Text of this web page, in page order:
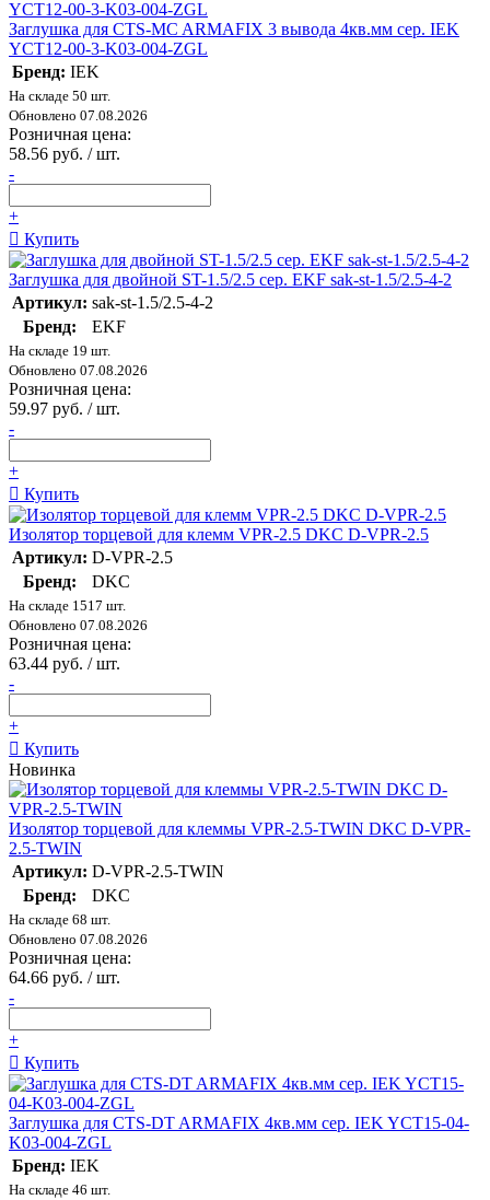
Заглушка для CTS-MC ARMAFIX 3 вывода 4кв.мм сер. IEK
YCT12-00-3-K03-004-ZGL
Бренд: IEK
На складе 50 шт.
Обновлено 07.08.2026
Розничная цена:
58.56 руб. / шт.
-
+
Купить
Заглушка для двойной ST-1.5/2.5 сер. EKF sak-st-1.5/2.5-4-2
Артикул: sak-st-1.5/2.5-4-2
Бренд:
EKF
На складе 19 шт.
Обновлено 07.08.2026
Розничная цена:
59.97 руб. / шт.
-
+
Купить
Изолятор торцевой для клемм VPR-2.5 DKC D-VPR-2.5
Артикул: D-VPR-2.5
Бренд:
DKC
На складе 1517 шт.
Обновлено 07.08.2026
Розничная цена:
63.44 руб. / шт.
-
+
Купить
Новинка
Изолятор торцевой для клеммы VPR-2.5-TWIN DKC D-VPR-
2.5-TWIN
Артикул: D-VPR-2.5-TWIN
Бренд:
DKC
На складе 68 шт.
Обновлено 07.08.2026
Розничная цена:
64.66 руб. / шт.
-
+
Купить
Заглушка для CTS-DT ARMAFIX 4кв.мм сер. IEK YCT15-04-
K03-004-ZGL
Бренд: IEK
На складе 46 шт.